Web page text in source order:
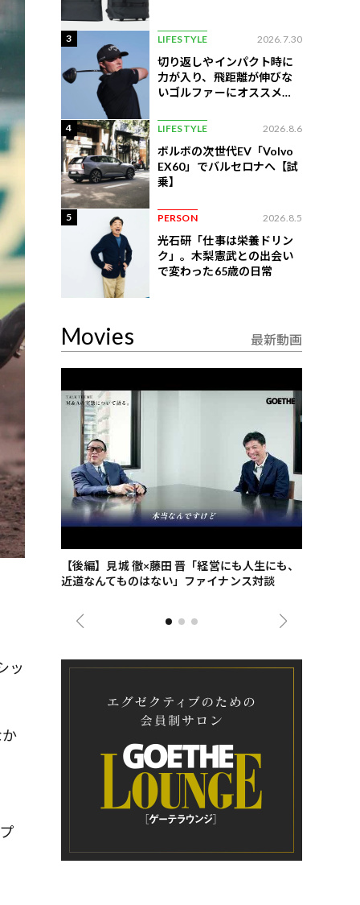
ッ
3 LIFESTYLE 2026.7.30
切り返しやインパクト時に
力が入り、飛距離が伸びな
いゴルファーにオススメの
4 LIFESTYLE 2026.8.6
ボルボの次世代EV「Volvo
EX60」でバルセロナへ【試
乗】
5 PERSON 2026.8.5
光石研「仕事は栄養ドリン
ク」。木梨憲武との出会い
で変わった65歳の日常
Movies 最新動画
【後編】見城 徹×藤田 晋「経営にも人生にも、
近道なんてものはない」ファイナンス対談